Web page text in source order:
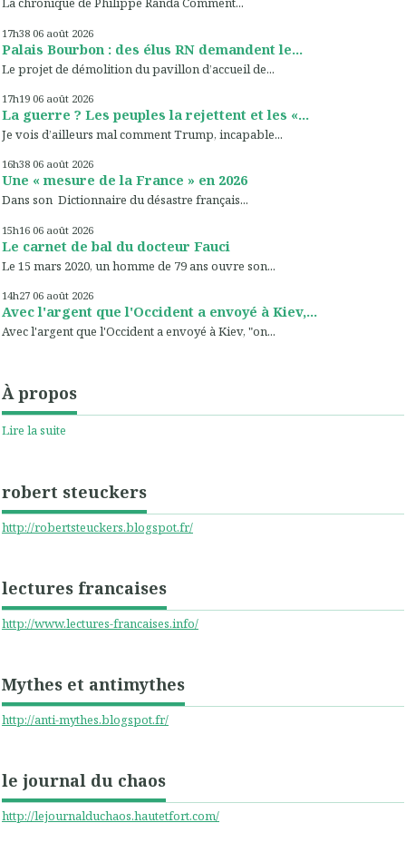
17h38 06 août 2026
Palais Bourbon : des élus RN demandent le...
Le projet de démolition du pavillon d’accueil de...
17h19 06 août 2026
La guerre ? Les peuples la rejettent et les «...
Je vois d’ailleurs mal comment Trump, incapable...
16h38 06 août 2026
Une « mesure de la France » en 2026
Dans son Dictionnaire du désastre français...
15h16 06 août 2026
Le carnet de bal du docteur Fauci
Le 15 mars 2020, un homme de 79 ans ouvre son...
14h27 06 août 2026
Avec l'argent que l'Occident a envoyé à Kiev,...
Avec l'argent que l'Occident a envoyé à Kiev, "on...
À propos
Lire la suite
robert steuckers
http://robertsteuckers.blogspot.fr/
lectures francaises
http://www.lectures-francaises.info/
Mythes et antimythes
http://anti-mythes.blogspot.fr/
le journal du chaos
http://lejournalduchaos.hautetfort.com/